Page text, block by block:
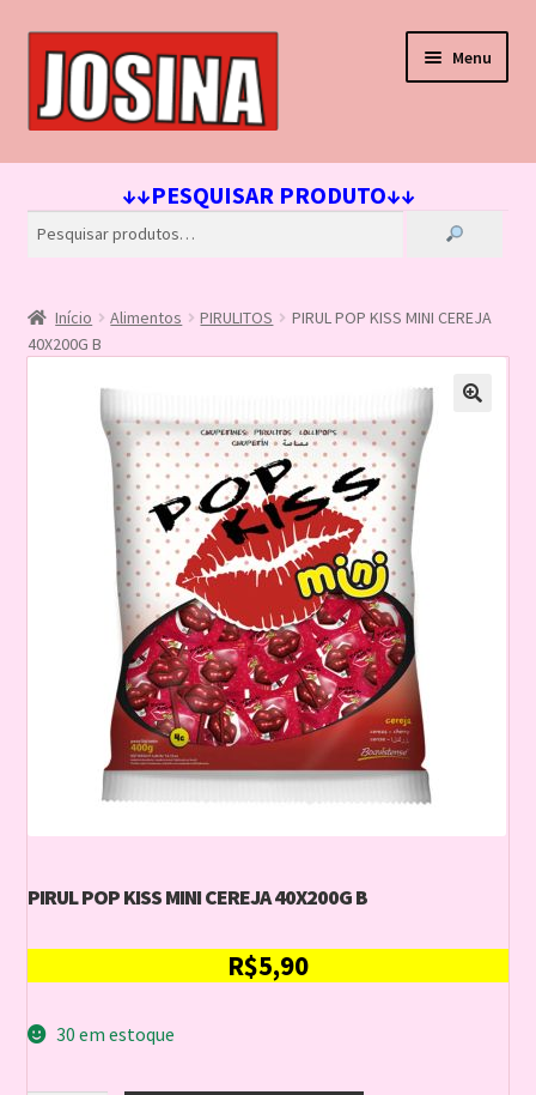
Pular
para
navegação
Pular
para
conteúdo
Menu
Início
Carrinho
Lista de Desejos
Minha conta
↓↓PESQUISAR PRODUTO↓↓
Início Alimentos PIRULITOS
PIRUL POP KISS MINI CEREJA
40X200G B
PIRUL POP KISS MINI CEREJA 40X200G B
R$5,90
30 em estoque